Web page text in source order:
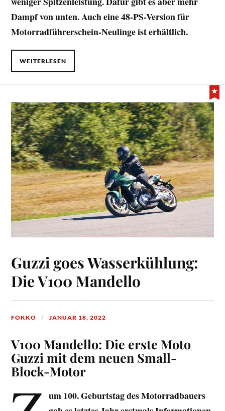
Dampf von unten. Auch eine 48-PS-Version für
Motorradführerschein-Neulinge ist erhältlich.
WEITERLESEN
Guzzi goes Wasserkühlung:
Die V100 Mandello
FOKKO JANUAR 18, 2022
V100 Mandello: Die erste Moto
Guzzi mit dem neuen Small-
Block-Motor
um 100. Geburtstag des Motorradbauers